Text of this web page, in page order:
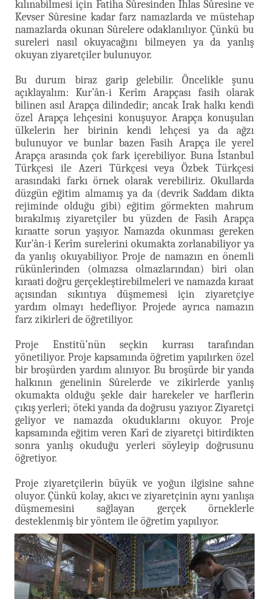
kılınabilmesi için Fatiha Sûresinden İhlas Sûresine ve
Kevser Sûresine kadar farz namazlarda ve müstehap
namazlarda okunan Sûrelere odaklanılıyor. Çünkü bu
sureleri nasıl okuyacağını bilmeyen ya da yanlış
okuyan ziyaretçiler bulunuyor.
Bu durum biraz garip gelebilir. Öncelikle şunu
açıklayalım: Kur’ân-i Kerîm Arapçası fasih olarak
bilinen asıl Arapça dilindedir; ancak Irak halkı kendi
özel Arapça lehçesini konuşuyor. Arapça konuşulan
ülkelerin her birinin kendi lehçesi ya da ağzı
bulunuyor ve bunlar bazen Fasih Arapça ile yerel
Arapça arasında çok fark içerebiliyor. Buna İstanbul
Türkçesi ile Azeri Türkçesi veya Özbek Türkçesi
arasındaki farkı örnek olarak verebiliriz. Okullarda
düzgün eğitim almamış ya da (devrik Saddam dikta
rejiminde olduğu gibi) eğitim görmekten mahrum
bırakılmış ziyaretçiler bu yüzden de Fasih Arapça
kıraatte sorun yaşıyor. Namazda okunması gereken
Kur’ân-i Kerîm surelerini okumakta zorlanabiliyor ya
da yanlış okuyabiliyor. Proje de namazın en önemli
rükünlerinden (olmazsa olmazlarından) biri olan
kıraati doğru gerçekleştirebilmeleri ve namazda kıraat
açısından sıkıntıya düşmemesi için ziyaretçiye
yardım olmayı hedefliyor. Projede ayrıca namazın
farz zikirleri de öğretiliyor.
Proje Enstitü’nün seçkin kurrası tarafından
yönetiliyor. Proje kapsamında öğretim yapılırken özel
bir broşürden yardım alınıyor. Bu broşürde bir yanda
halkının genelinin Sûrelerde ve zikirlerde yanlış
okumakta olduğu şekle dair harekeler ve harflerin
çıkış yerleri; öteki yanda da doğrusu yazıyor. Ziyaretçi
geliyor ve namazda okuduklarını okuyor. Proje
kapsamında eğitim veren Karî de ziyaretçi bitirdikten
sonra yanlış okuduğu yerleri söyleyip doğrusunu
öğretiyor.
Proje ziyaretçilerin büyük ve yoğun ilgisine sahne
oluyor. Çünkü kolay, akıcı ve ziyaretçinin aynı yanlışa
düşmemesini sağlayan gerçek örneklerle
desteklenmiş bir yöntem ile öğretim yapılıyor.